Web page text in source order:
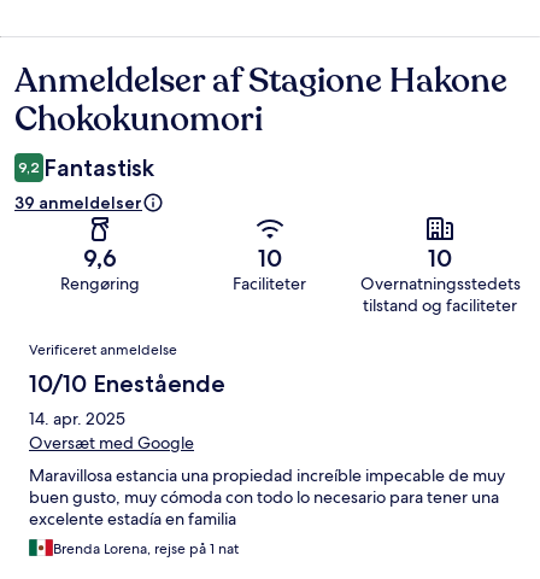
Anmeldelser
Anmeldelser af Stagione Hakone
Chokokunomori
9,2 Fantastisk
39 anmeldelser
9,6
Rengøring
10
Faciliteter
10
Overnatningsstedets
tilstand og faciliteter
Anmeldelser
Verificeret anmeldelse
10/10 Enestående
14. apr. 2025
Oversæt med Google
Maravillosa estancia una propiedad increíble impecable de muy
buen gusto, muy cómoda con todo lo necesario para tener una
excelente estadía en familia
Brenda Lorena, rejse på 1 nat